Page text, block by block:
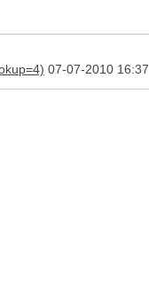
07-07-2010 16:37